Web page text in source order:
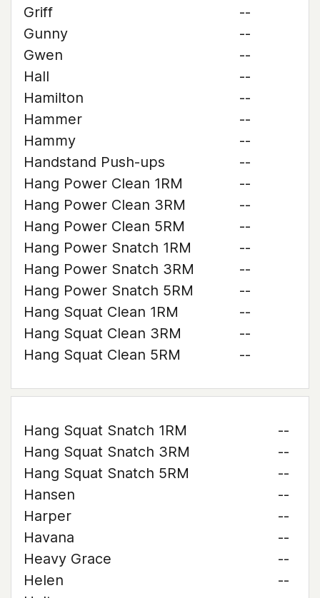
Griff
--
Gunny
--
Gwen
--
Hall
--
Hamilton
--
Hammer
--
Hammy
--
Handstand Push-ups
--
Hang Power Clean 1RM
--
Hang Power Clean 3RM
--
Hang Power Clean 5RM
--
Hang Power Snatch 1RM
--
Hang Power Snatch 3RM
--
Hang Power Snatch 5RM
--
Hang Squat Clean 1RM
--
Hang Squat Clean 3RM
--
Hang Squat Clean 5RM
--
Hang Squat Snatch 1RM
--
Hang Squat Snatch 3RM
--
Hang Squat Snatch 5RM
--
Hansen
--
Harper
--
Havana
--
Heavy Grace
--
Helen
--